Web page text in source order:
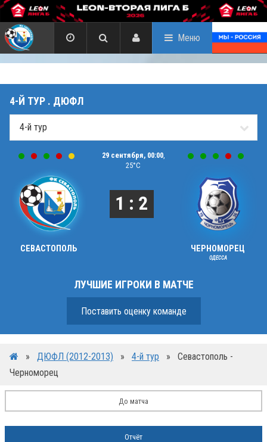
Меню
4-Й ТУР . ДЮФЛ
СЕВАСТОПОЛЬ
29 сентября, 00:00,
25°C
1 : 2
ЧЕРНОМОРЕЦ
ОДЕССА
ЛУЧШИЕ ИГРОКИ В МАТЧЕ
Поставить оценку команде
» ДЮФЛ (2012-2013) » 4-й тур »
Севастополь -
Черноморец
До матча
Отчёт